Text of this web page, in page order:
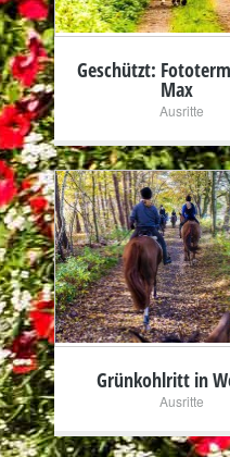
Geschützt:
Max
Ausritte
+
Grünkohlritt in
Ausritte